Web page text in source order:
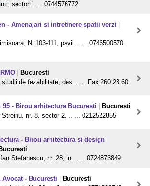
sector 1 ... 0744576772
- Amenajari si intretinere spatii verzi
Nr.103-111, pavil .. ... 0746500570
Bucuresti
studii de fezabilitate, des .. ... Fax 260.23.60
95 - Birou arhitectura Bucuresti
Bucuresti
Streinu, nr. 8, sector 2, .. ... 0212522855
- Birou arhitectura si design
Bucuresti
Stefanescu, nr. 28, in .. ... 0724873849
Avocat - Bucuresti
Bucuresti